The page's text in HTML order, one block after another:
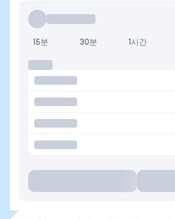
15분 30분 1시간